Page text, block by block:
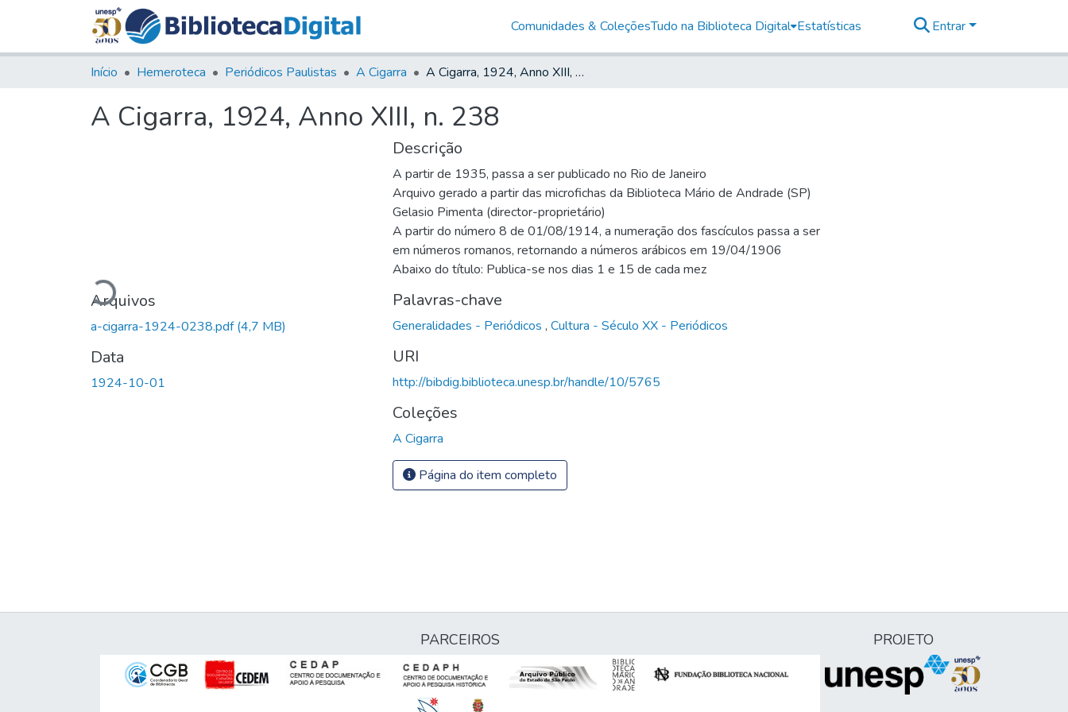
Comunidades & ColeçõesTudo na Biblioteca Digital Estatísticas Entrar
Início Hemeroteca Periódicos Paulistas A Cigarra A Cigarra, 1924, Anno XIII, n. 238
A Cigarra, 1924, Anno XIII, n. 238
Carregando...
Arquivos
a-cigarra-1924-0238.pdf(4,7 MB)
Data
1924-10-01
Descrição
A partir de 1935, passa a ser publicado no Rio de Janeiro
Arquivo gerado a partir das microfichas da Biblioteca Mário de Andrade (SP)
Gelasio Pimenta (director-proprietário)
A partir do número 8 de 01/08/1914, a numeração dos fascículos passa a ser
em números romanos, retornando a números arábicos em 19/04/1906
Abaixo do título: Publica-se nos dias 1 e 15 de cada mez
Palavras-chave
Generalidades - Periódicos , Cultura - Século XX - Periódicos
URI
http://bibdig.biblioteca.unesp.br/handle/10/5765
Coleções
A Cigarra
Página do item completo
PARCEIROS PROJETO